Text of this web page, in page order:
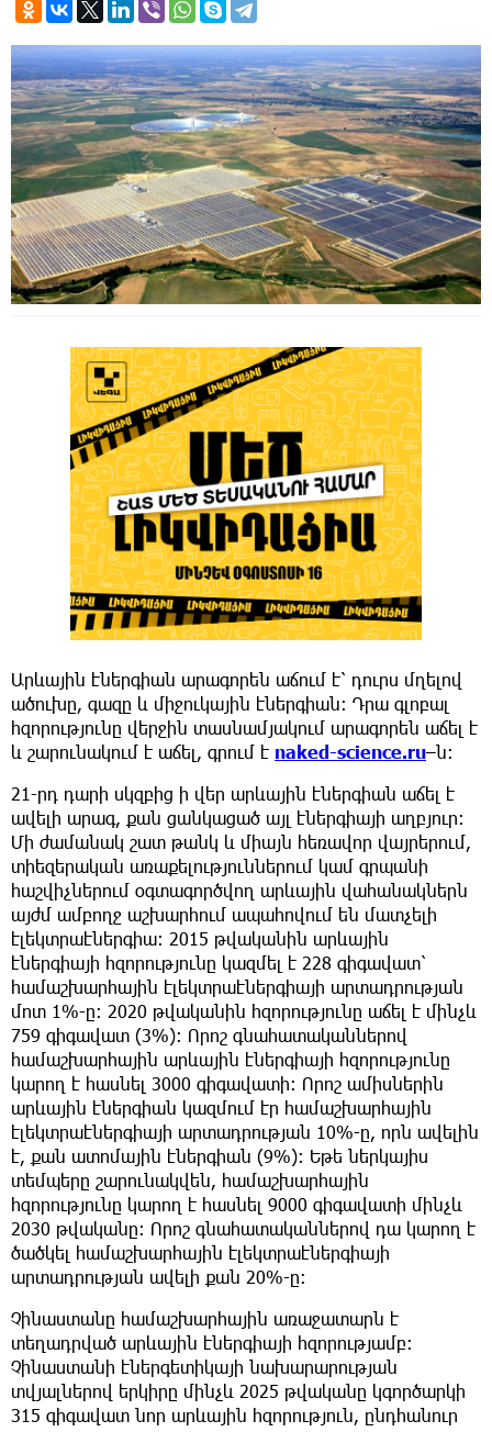
Արևային էներգիան արագորեն աճում է՝ դուրս մղելով
ածուխը, գազը և միջուկային էներգիան։ Դրա գլոբալ
հզորությունը վերջին տասնամյակում արագորեն աճել է
և շարունակում է աճել, գրում է naked-science.ru–ն։
21-րդ դարի սկզբից ի վեր արևային էներգիան աճել է
ավելի արագ, քան ցանկացած այլ էներգիայի աղբյուր։
Մի ժամանակ շատ թանկ և միայն հեռավոր վայրերում,
տիեզերական առաքելություններում կամ գրպանի
հաշվիչներում օգտագործվող արևային վահանակներն
այժմ ամբողջ աշխարհում ապահովում են մատչելի
էլեկտրաէներգիա։ 2015 թվականին արևային
էներգիայի հզորությունը կազմել է 228 գիգավատ՝
համաշխարհային էլեկտրաէներգիայի արտադրության
մոտ 1%-ը։ 2020 թվականին հզորությունը աճել է մինչև
759 գիգավատ (3%)։ Որոշ գնահատականներով
համաշխարհային արևային էներգիայի հզորությունը
կարող է հասնել 3000 գիգավատի։ Որոշ ամիսներին
արևային էներգիան կազմում էր համաշխարհային
էլեկտրաէներգիայի արտադրության 10%-ը, որն ավելին
է, քան ատոմային էներգիան (9%)։ Եթե ներկայիս
տեմպերը շարունակվեն, համաշխարհային
հզորությունը կարող է հասնել 9000 գիգավատի մինչև
2030 թվականը։ Որոշ գնահատականներով դա կարող է
ծածկել համաշխարհային էլեկտրաէներգիայի
արտադրության ավելի քան 20%-ը։
Չինաստանը համաշխարհային առաջատարն է
տեղադրված արևային էներգիայի հզորությամբ։
Չինաստանի էներգետիկայի նախարարության
տվյալներով երկիրը մինչև 2025 թվականը կգործարկի
315 գիգավատ նոր արևային հզորություն, ընդհանուր